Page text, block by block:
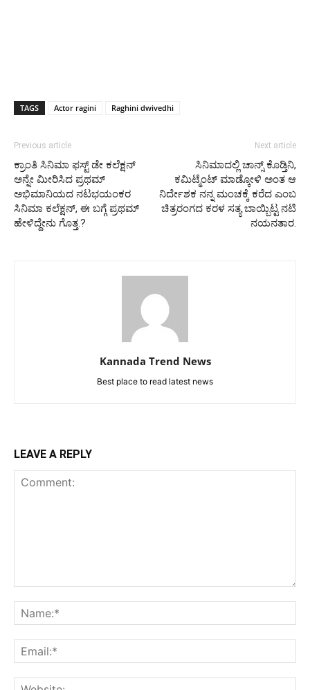
TAGS Actor ragini Raghini dwivedhi
Previous article
ಕ್ರಾಂತಿ ಸಿನಿಮಾ ಫಸ್ಟ್ ಡೇ ಕಲೆಕ್ಷನ್
ಅನ್ನೇ ಮೀರಿಸಿದ ಪ್ರಥಮ್
ಅಭಿಮಾನಿಯದ ನಟಭಯಂಕರ
ಸಿನಿಮಾ ಕಲೆಕ್ಷನ್, ಈ ಬಗ್ಗೆ ಪ್ರಥಮ್
ಹೇಳಿದ್ದೇನು ಗೊತ್ತ.?
Next article
ಸಿನಿಮಾದಲ್ಲಿ ಚಾನ್ಸ್ ಕೊಡ್ತಿನಿ,
ಕಮಿಟ್ಮೆಂಟ್ ಮಾಡ್ಕೋಳಿ ಅಂತ ಆ
ನಿರ್ದೇಶಕ ನನ್ನ ಮಂಚಕ್ಕೆ ಕರೆದ ಎಂಬ
ಚಿತ್ರರಂಗದ ಕರಳ ಸತ್ಯ ಬಾಯ್ಬಿಟ್ಟ ನಟಿ
ನಯನತಾರ.
Kannada Trend News
Best place to read latest news
LEAVE A REPLY